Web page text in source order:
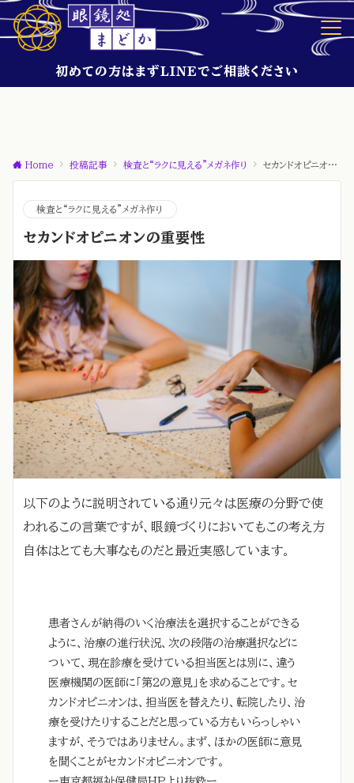
初めての方はまずLINEでご相談ください
Home 投稿記事 検査と“ラクに見える”メガネ作り セカンドオピニオンの重要性
検査と“ラクに見える”メガネ作り
セカンドオピニオンの重要性
以下のように説明されている通り元々は医療の分野で使
われるこの言葉ですが、眼鏡づくりにおいてもこの考え方
自体はとても大事なものだと最近実感しています。
患者さんが納得のいく治療法を選択することができる
ように、治療の進行状況、次の段階の治療選択などに
ついて、現在診療を受けている担当医とは別に、違う
医療機関の医師に「第2の意見」を求めることです。セ
カンドオピニオンは、担当医を替えたり、転院したり、治
療を受けたりすることだと思っている方もいらっしゃい
ますが、そうではありません。まず、ほかの医師に意見
を聞くことがセカンドオピニオンです。